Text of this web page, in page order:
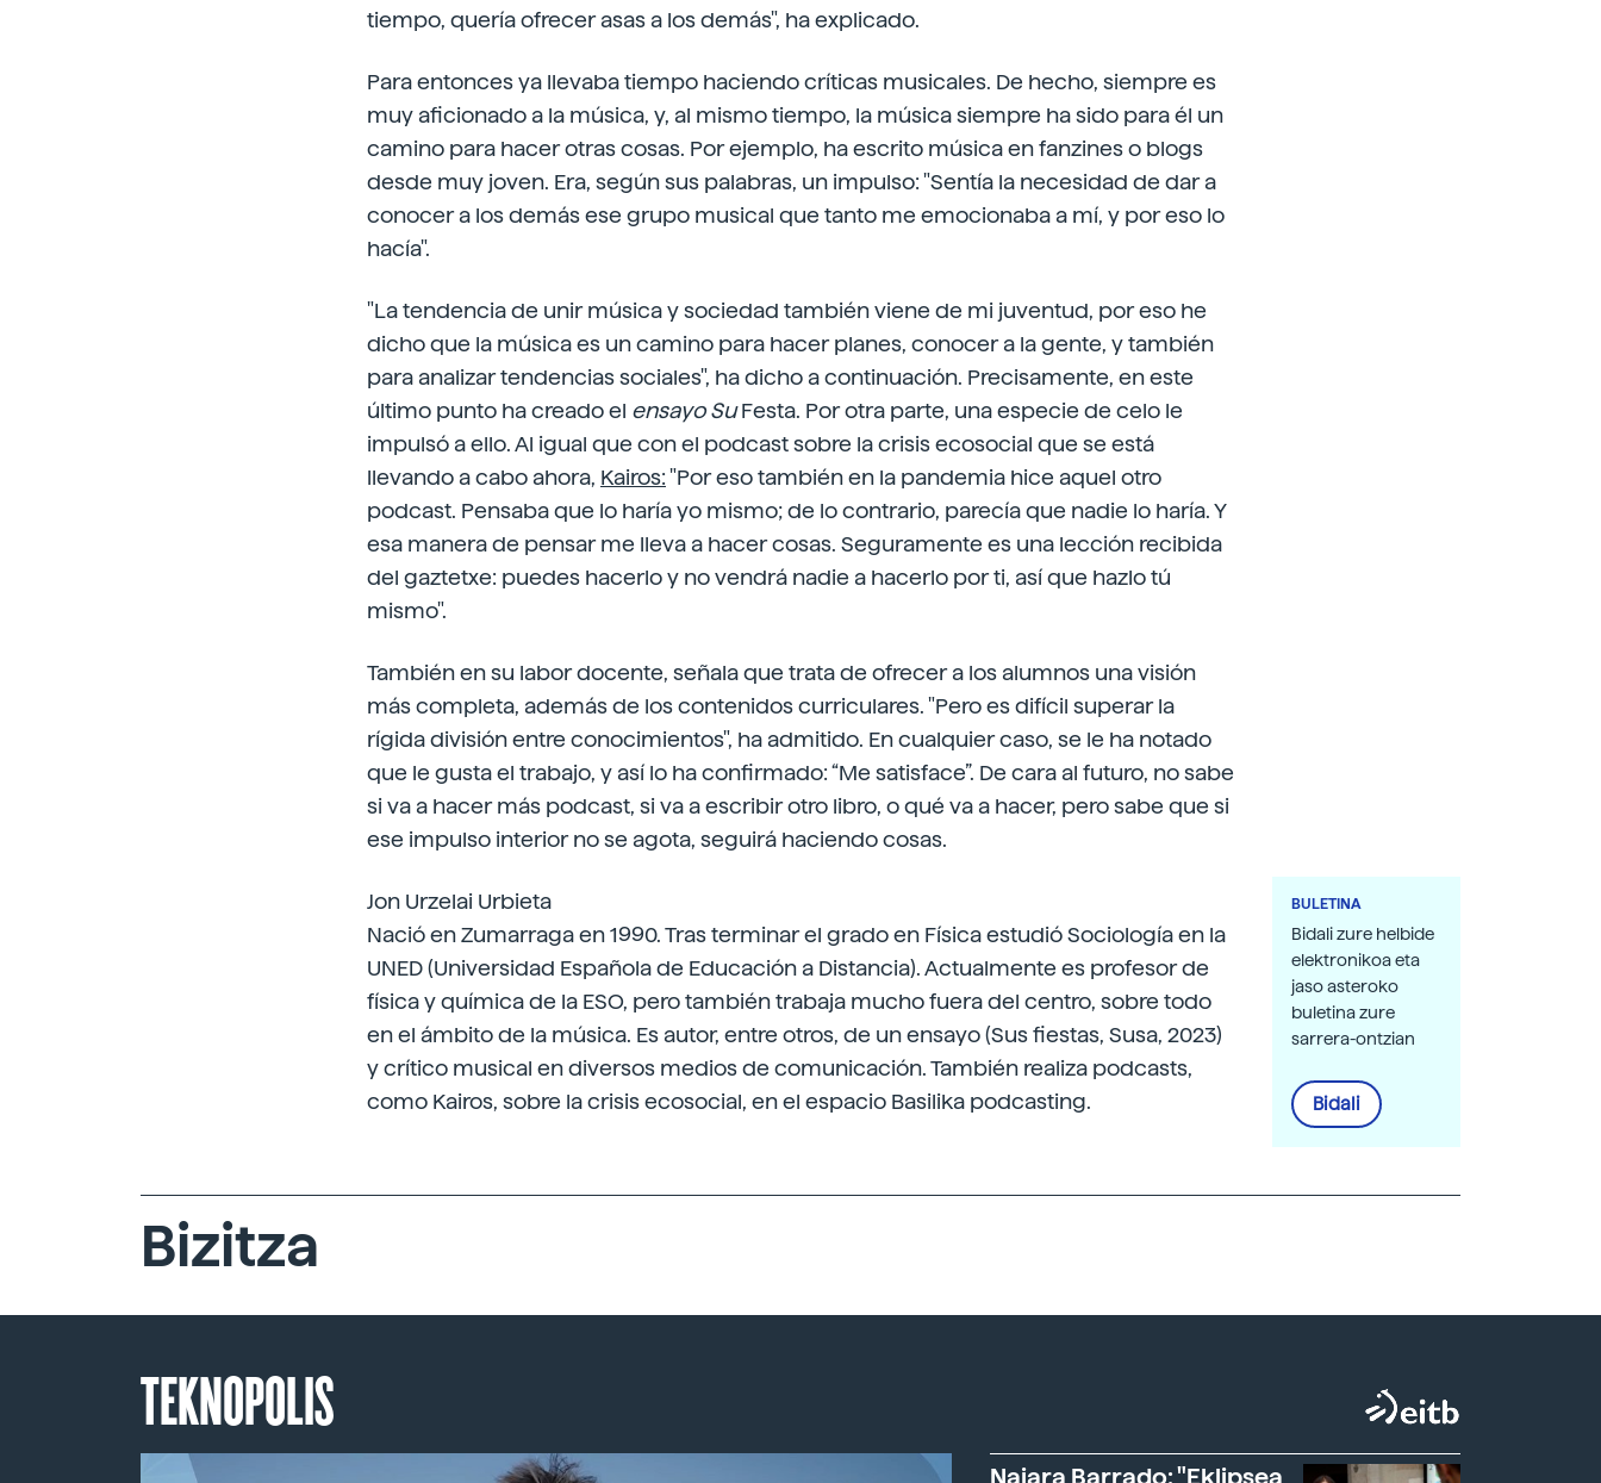
tiempo, quería ofrecer asas a los demás", ha explicado.
Para entonces ya llevaba tiempo haciendo críticas musicales. De hecho, siempre es
muy aficionado a la música, y, al mismo tiempo, la música siempre ha sido para él un
camino para hacer otras cosas. Por ejemplo, ha escrito música en fanzines o blogs
desde muy joven. Era, según sus palabras, un impulso: "Sentía la necesidad de dar a
conocer a los demás ese grupo musical que tanto me emocionaba a mí, y por eso lo
hacía".
"La tendencia de unir música y sociedad también viene de mi juventud, por eso he
dicho que la música es un camino para hacer planes, conocer a la gente, y también
para analizar tendencias sociales", ha dicho a continuación. Precisamente, en este
último punto ha creado el ensayo SuFesta. Por otra parte, una especie de celo le
impulsó a ello. Al igual que con el podcast sobre la crisis ecosocial que se está
llevando a cabo ahora, Kairos:"Por eso también en la pandemia hice aquel otro
podcast. Pensaba que lo haría yo mismo; de lo contrario, parecía que nadie lo haría. Y
esa manera de pensar me lleva a hacer cosas. Seguramente es una lección recibida
del gaztetxe: puedes hacerlo y no vendrá nadie a hacerlo por ti, así que hazlo tú
mismo".
También en su labor docente, señala que trata de ofrecer a los alumnos una visión
más completa, además de los contenidos curriculares. "Pero es difícil superar la
rígida división entre conocimientos", ha admitido. En cualquier caso, se le ha notado
que le gusta el trabajo, y así lo ha confirmado: “Me satisface”. De cara al futuro, no sabe
si va a hacer más podcast, si va a escribir otro libro, o qué va a hacer, pero sabe que si
ese impulso interior no se agota, seguirá haciendo cosas.
Jon Urzelai Urbieta
Nació en Zumarraga en 1990. Tras terminar el grado en Física estudió Sociología en la
UNED (Universidad Española de Educación a Distancia). Actualmente es profesor de
física y química de la ESO, pero también trabaja mucho fuera del centro, sobre todo
en el ámbito de la música. Es autor, entre otros, de un ensayo (Sus fiestas, Susa, 2023)
y crítico musical en diversos medios de comunicación. También realiza podcasts,
como Kairos, sobre la crisis ecosocial, en el espacio Basilika podcasting.
BULETINA
Bidali zure helbide
elektronikoa eta
jaso asteroko
buletina zure
sarrera-ontzian
Bidali
Bizitza
TEKNOPOLIS
Naiara Barrado: "Eklipsea